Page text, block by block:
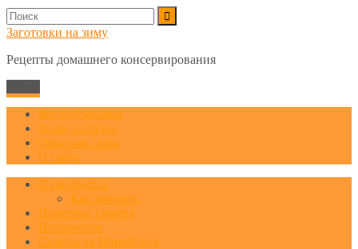
Заготовки на зиму
Рецепты домашнего консервирования
Все публикации
Ваши закладки
Обратная связь
О сайте
О продуктах
Как хранить
Полезные советы
Интересное
Салаты на Новый год